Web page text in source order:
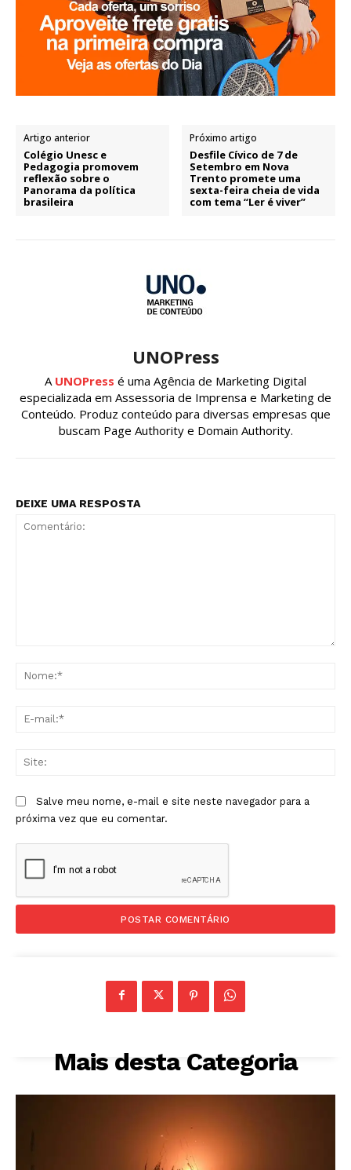
Artigo anterior
Colégio Unesc e
Pedagogia promovem
reflexão sobre o
Panorama da política
brasileira
Próximo artigo
Desfile Cívico de 7 de
Setembro em Nova
Trento promete uma
sexta-feira cheia de vida
com tema “Ler é viver”
UNOPress
A UNOPress é uma Agência de Marketing Digital
especializada em Assessoria de Imprensa e Marketing de
Conteúdo. Produz conteúdo para diversas empresas que
buscam Page Authority e Domain Authority.
DEIXE UMA RESPOSTA
Salve meu nome, e-mail e site neste navegador para a
próxima vez que eu comentar.
Mais desta Categoria